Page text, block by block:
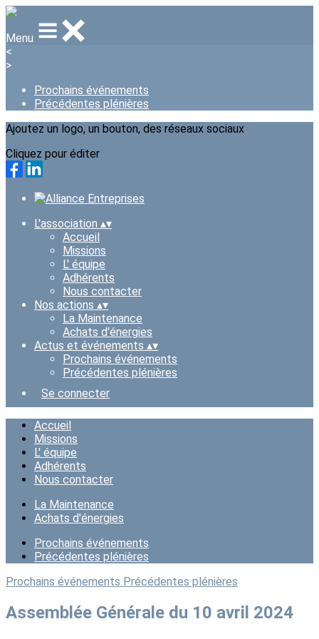
Menu
<
>
Prochains événements
Précédentes plénières
Ajoutez un logo, un bouton, des réseaux sociaux
Cliquez pour éditer
L'association ▴▾
Accueil
Missions
L' équipe
Adhérents
Nous contacter
Nos actions ▴▾
La Maintenance
Achats d'énergies
Actus et événements ▴▾
Prochains événements
Précédentes plénières
Se connecter
Accueil
Missions
L' équipe
Adhérents
Nous contacter
La Maintenance
Achats d'énergies
Prochains événements
Précédentes plénières
Prochains événements Précédentes plénières
Assemblée Générale du 10 avril 2024